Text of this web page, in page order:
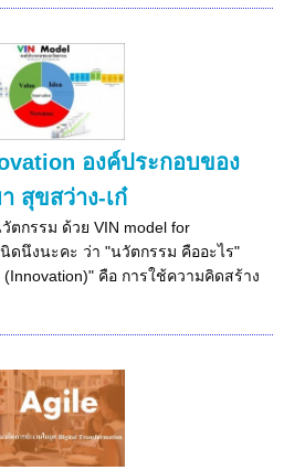
องค์ประกอบของ
สุขสว่าง-เก๋
ตกรรม ด้วย VIN model for
ดนึงนะคะ ว่า "นวัตกรรม คืออะไร"
คือ การใช้ความคิดสร้าง